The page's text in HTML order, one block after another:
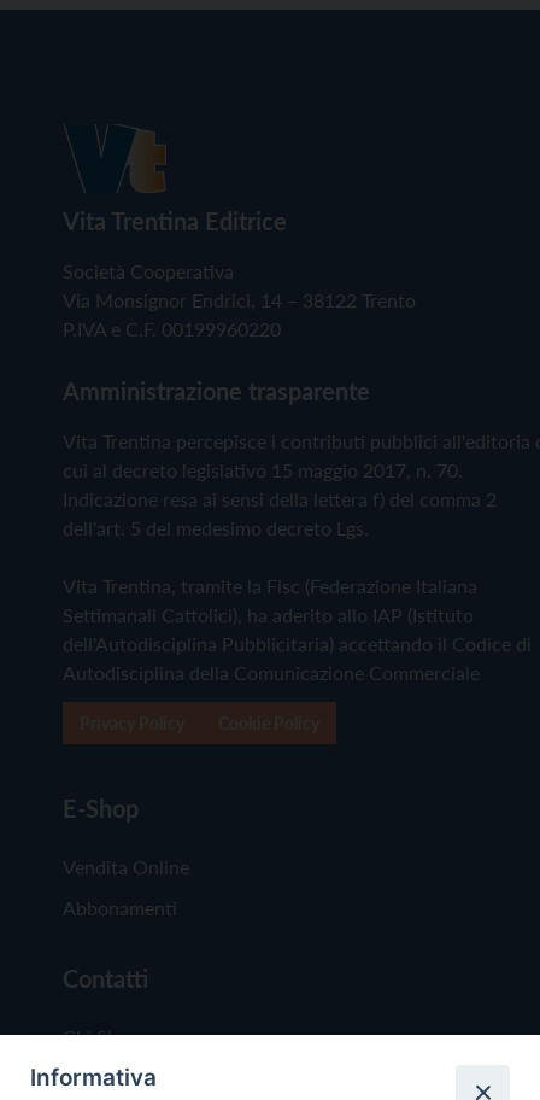
Vita Trentina Editrice
Società Cooperativa
Via Monsignor Endrici, 14 – 38122 Trento
P.IVA e C.F. 00199960220
Amministrazione trasparente
Vita Trentina percepisce i contributi pubblici all'editoria
cui al decreto legislativo 15 maggio 2017, n. 70.
Indicazione resa ai sensi della lettera f) del comma 2
dell'art. 5 del medesimo decreto Lgs.
Vita Trentina, tramite la Fisc (Federazione Italiana
Settimanali Cattolici), ha aderito allo IAP (Istituto
dell'Autodisciplina Pubblicitaria) accettando il Codice di
Autodisciplina della Comunicazione Commerciale
E-Shop
Vendita Online
Abbonamenti
Contatti
Chi Siamo
Redazione
Informativa